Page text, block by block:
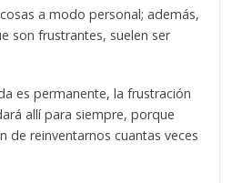
a modo personal; además,
son frustrantes, suelen ser
es permanente, la frustración
allí para siempre, porque
de reinventarnos cuantas veces